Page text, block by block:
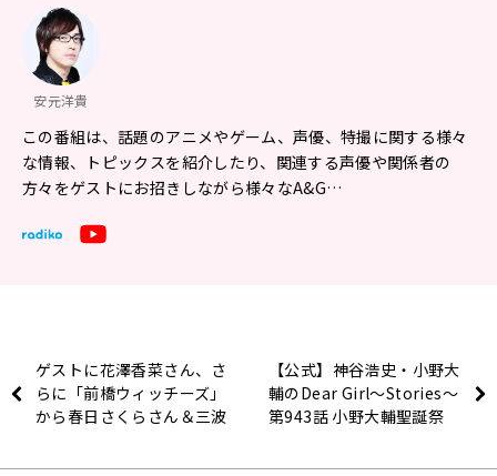
安元洋貴
この番組は、話題のアニメやゲーム、声優、特撮に関する様々
な情報、トピックスを紹介したり、関連する声優や関係者の
方々をゲストにお招きしながら様々なA&G…
ゲストに花澤香菜さん、さ
らに「前橋ウィッチーズ」
から春日さくらさん＆三波
5月10日
【公式】神谷浩史・小野大
輔のDear Girl〜Stories〜
第943話 小野大輔聖誕祭
分)